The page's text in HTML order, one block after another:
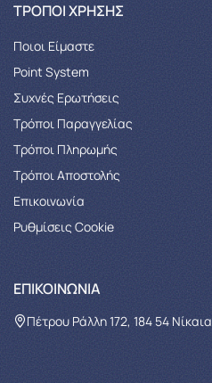
ΤΡΌΠΟΙ ΧΡΉΣΗΣ
Ποιοι Είμαστε
Point System
Συχνές Ερωτήσεις
Τρόποι Παραγγελίας
Tρόποι Πληρωμής
Τρόποι Αποστολής
Επικοινωνία
Ρυθμίσεις Cookie
ΕΠΙΚΟΙΝΩΝΊΑ
Πέτρου Ράλλη 172, 184 54 Νίκαια